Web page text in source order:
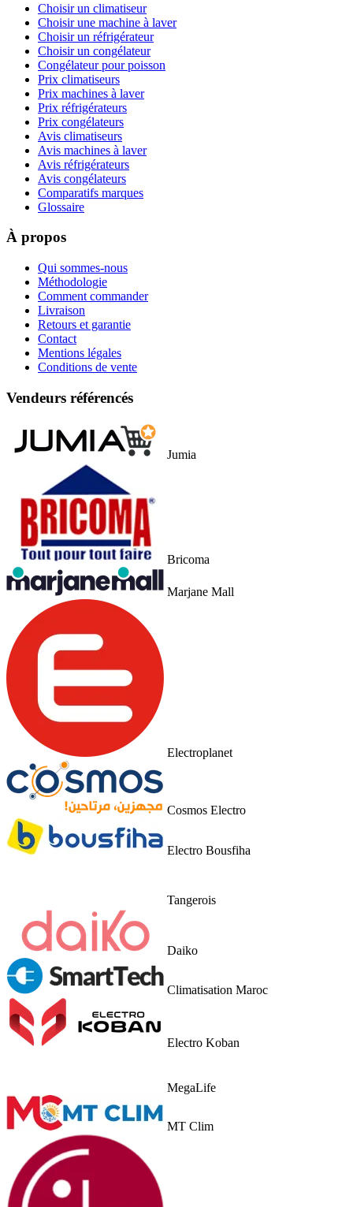
Choisir un climatiseur
Choisir une machine à laver
Choisir un réfrigérateur
Choisir un congélateur
Congélateur pour poisson
Prix climatiseurs
Prix machines à laver
Prix réfrigérateurs
Prix congélateurs
Avis climatiseurs
Avis machines à laver
Avis réfrigérateurs
Avis congélateurs
Comparatifs marques
Glossaire
À propos
Qui sommes-nous
Méthodologie
Comment commander
Livraison
Retours et garantie
Contact
Mentions légales
Conditions de vente
Vendeurs référencés
Jumia
Bricoma
Marjane Mall
Electroplanet
Cosmos Electro
Electro Bousfiha
Tangerois
Daiko
Climatisation Maroc
Electro Koban
MegaLife
MT Clim